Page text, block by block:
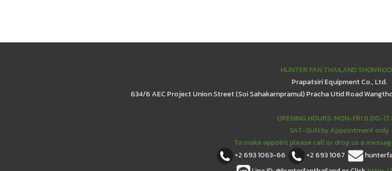
HUNTER FAN THAILAND
Prapatsiri Equipment Co., Ltd.
634/6 AEC Project Union Street (Soi Sahakarnpramul) Pracha Utid Road
OPENING HOURS: MON-FRI 8.00-
SAT-SUN by Appointment only
To make appoint please call or drop us a
+2 693 1063-66
+2 693 1067